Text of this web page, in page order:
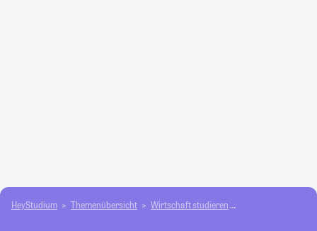
HeyStudium Themenübersicht Wirtschaft studieren